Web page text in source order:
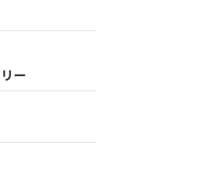
ー